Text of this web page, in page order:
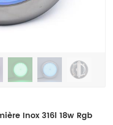
Inox 316l 18w Rgb